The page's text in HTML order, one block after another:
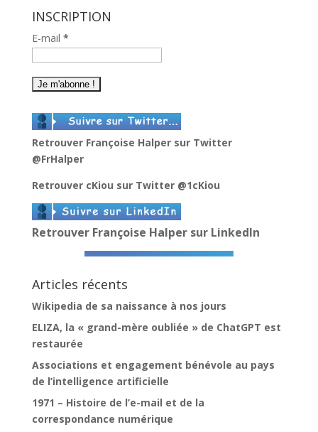
INSCRIPTION
E-mail *
Retrouver Françoise Halper sur Twitter
@FrHalper
Retrouver cKiou sur Twitter @1cKiou
Retrouver Françoise Halper sur LinkedIn
Articles récents
Wikipedia de sa naissance à nos jours
ELIZA, la « grand-mère oubliée » de ChatGPT est
restaurée
Associations et engagement bénévole au pays
de l’intelligence artificielle
1971 – Histoire de l’e-mail et de la
correspondance numérique